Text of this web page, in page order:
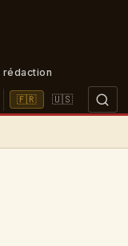
rédaction
🇫🇷 🇺🇸